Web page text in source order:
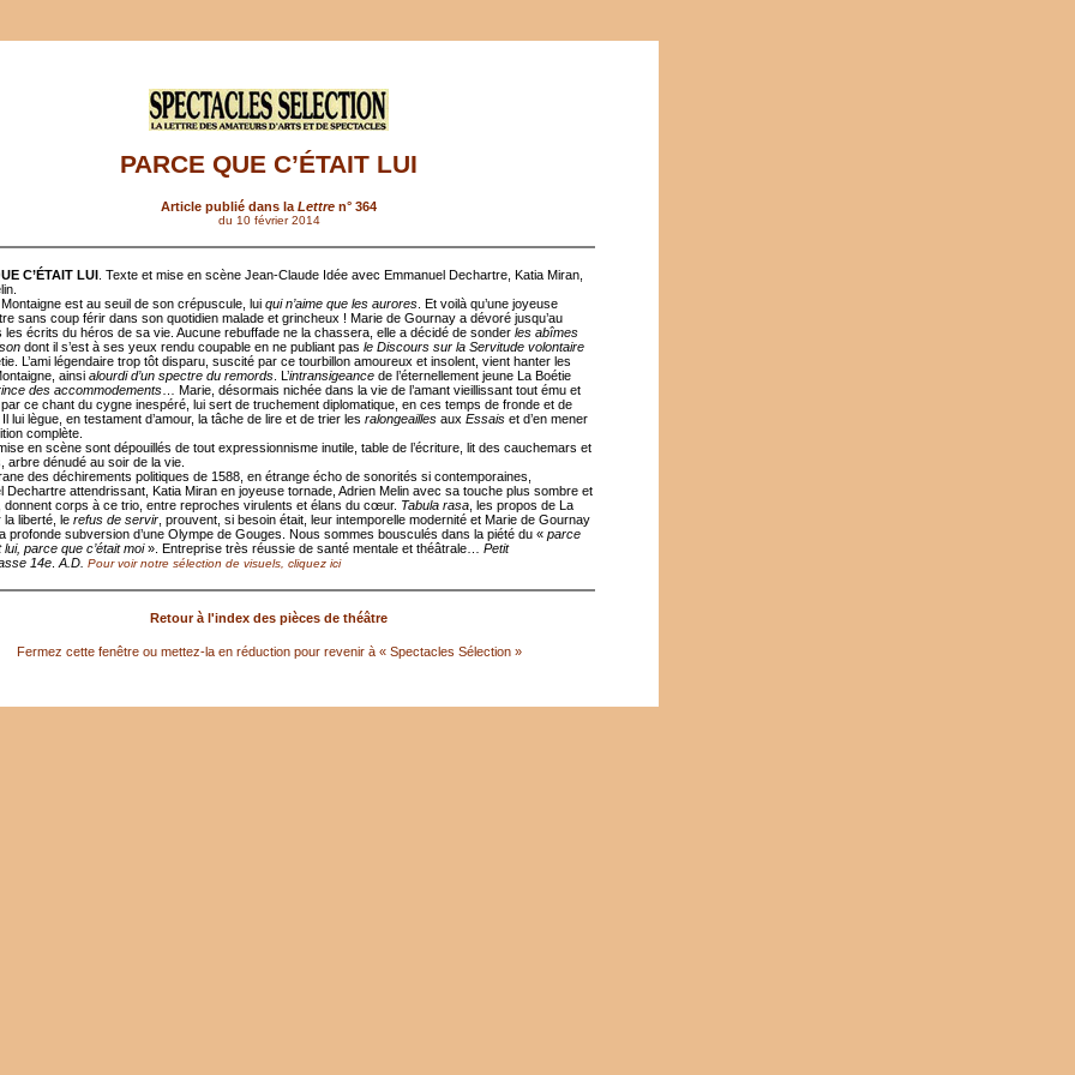
PARCE QUE C’ÉTAIT LUI
Article publié dans la Lettre n° 364
du 10 février 2014
C’ÉTAIT LUI . Texte et mise en scène Jean-Claude Idée avec Emmanuel Dechartre, Katia Miran,
est au seuil de son crépuscule, lui qui n’aime que les aurores . Et voilà qu’une joyeuse
sans coup férir dans son quotidien malade et grincheux ! Marie de Gournay a dévoré jusqu’au
écrits du héros de sa vie. Aucune rebuffade ne la chassera, elle a décidé de sonder les abîmes
dont il s’est à ses yeux rendu coupable en ne publiant pas le Discours sur la Servitude volontaire
L’ami légendaire trop tôt disparu, suscité par ce tourbillon amoureux et insolent, vient hanter les
ainsi alourdi d’un spectre du remords . L’intransigeance de l’éternellement jeune La Boétie
des accommodements … Marie, désormais nichée dans la vie de l’amant vieillissant tout ému et
ce chant du cygne inespéré, lui sert de truchement diplomatique, en ces temps de fronde et de
lui lègue, en testament d’amour, la tâche de lire et de trier les ralongeailles aux Essais et d’en mener
complète.
en scène sont dépouillés de tout expressionnisme inutile, table de l’écriture, lit des cauchemars et
arbre dénudé au soir de la vie.
des déchirements politiques de 1588, en étrange écho de sonorités si contemporaines,
Dechartre attendrissant, Katia Miran en joyeuse tornade, Adrien Melin avec sa touche plus sombre et
donnent corps à ce trio, entre reproches virulents et élans du cœur. Tabula rasa , les propos de La
la liberté, le refus de servir , prouvent, si besoin était, leur intemporelle modernité et Marie de Gournay
profonde subversion d’une Olympe de Gouges. Nous sommes bousculés dans la piété du « parce
lui, parce que c’était moi». Entreprise très réussie de santé mentale et théâtrale… Petit
14e A.D. Pour voir notre sélection de visuels, cliquez ici
Retour à l'index des pièces de théâtre
Fermez cette fenêtre ou mettez-la en réduction pour revenir à « Spectacles Sélection »